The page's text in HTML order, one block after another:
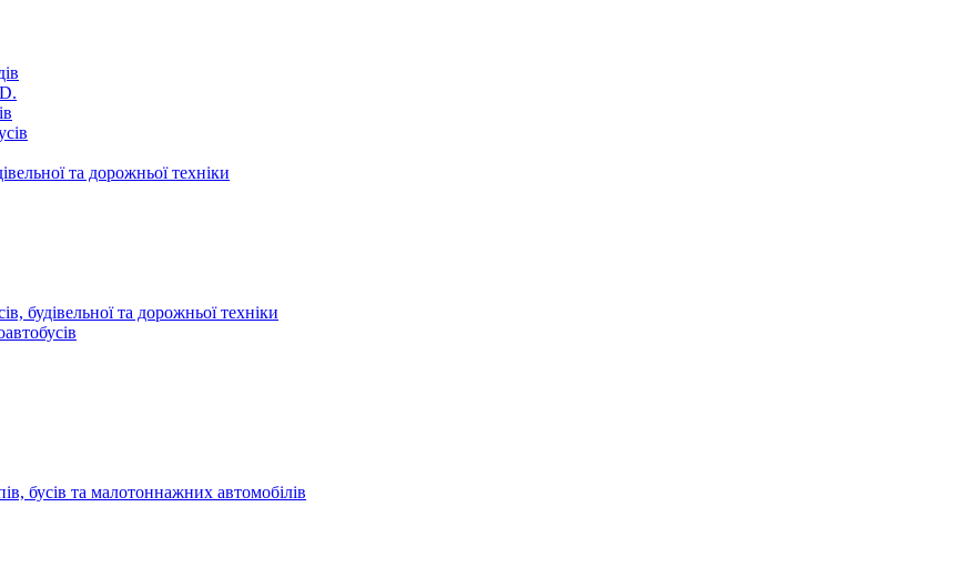
та дорожньої техніки
будівельної та дорожньої техніки
бусів та малотоннажних автомобілів